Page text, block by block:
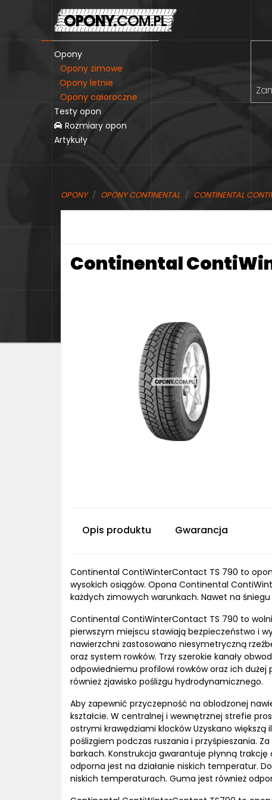
Opony
Opony zimowe
Opony letnie
Opony całoroczne
Testy opon
Rozmiary opon
Artykuły
OPONY OPONY CONTINENTAL CONTINENTAL
Continental
Opis produktu Gwarancja
Continental ContiWinterContact TS 790 to
wysokich osiągów. Opona Continental
każdych zimowych warunkach. Nawet na
Continental ContiWinterContact TS 790 to
pierwszym miejscu stawiają bezpieczeństwo i
nawierzchni zastosowano niesymetryczną
oraz system rowków. Trzy szerokie kanały
odpowiedniemu profilowi rowków oraz ich dużej
również zjawisko poślizgu hydrodynamicznego.
Aby zapewnić przyczepność na oblodzonej
kształcie. W centralnej i wewnętrznej strefie
ostrymi krawędziami klocków Uzyskano
poślizgiem podczas ruszania i przyśpieszania.
barkach. Konstrukcja gwarantuje płynną
odporna jest na działanie niskich temperatur.
niskich temperaturach. Guma jest również